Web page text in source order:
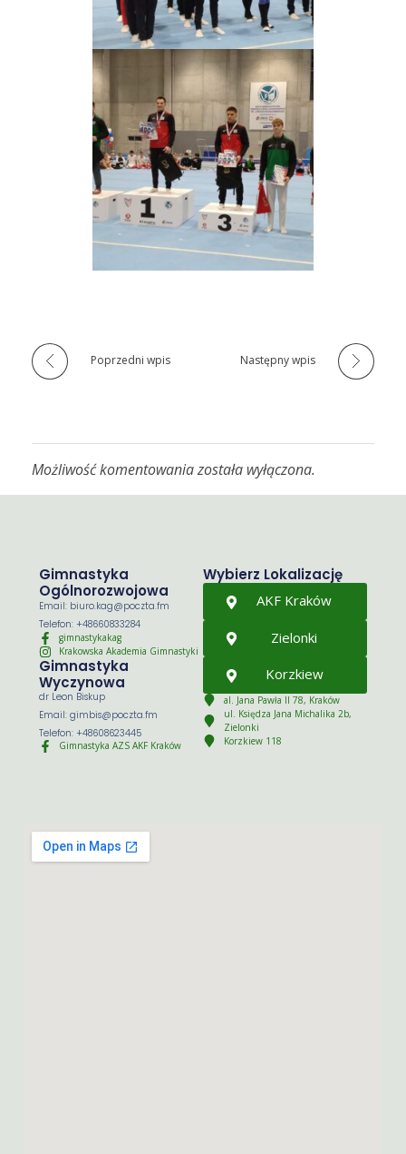
Poprzedni wpis Następny wpis
Możliwość komentowania została wyłączona.
Gimnastyka
Ogólnorozwojowa
Email: biuro.kag@poczta.fm
Telefon: +48660833284
gimnastykakag
Krakowska Akademia Gimnastyki
Gimnastyka
Wyczynowa
dr Leon Biskup
Email: gimbis@poczta.fm
Telefon: +48608623445
Gimnastyka AZS AKF Kraków
Wybierz Lokalizację
AKF Kraków
Zielonki
Korzkiew
al. Jana Pawła II 78, Kraków
ul. Księdza Jana Michalika 2b,
Zielonki
Korzkiew 118